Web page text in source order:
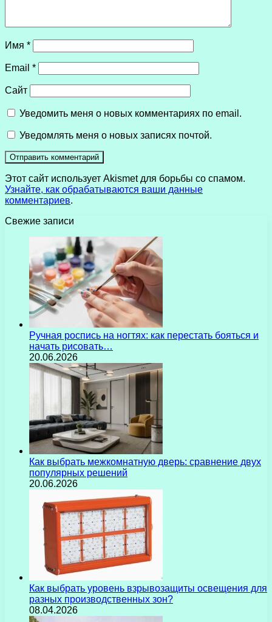
Имя *
Email *
Сайт
Уведомить меня о новых комментариях по email.
Уведомлять меня о новых записях почтой.
Этот сайт использует Akismet для борьбы со спамом.
Узнайте, как обрабатываются ваши данные
комментариев.
Свежие записи
Ручная роспись на ногтях: как перестать бояться и
начать рисовать…
20.06.2026
Как выбрать межкомнатную дверь: сравнение двух
популярных решений
20.06.2026
Как выбрать уровень взрывозащиты освещения для
разных производственных зон?
08.04.2026